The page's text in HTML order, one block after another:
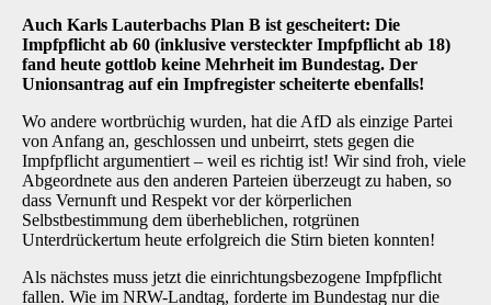
Auch Karls Lauterbachs Plan B ist gescheitert: Die
Impfpflicht ab 60 (inklusive versteckter Impfpflicht ab 18)
fand heute gottlob keine Mehrheit im Bundestag. Der
Unionsantrag auf ein Impfregister scheiterte ebenfalls!
Wo andere wortbrüchig wurden, hat die AfD als einzige Partei
von Anfang an, geschlossen und unbeirrt, stets gegen die
Impfpflicht argumentiert – weil es richtig ist! Wir sind froh, viele
Abgeordnete aus den anderen Parteien überzeugt zu haben, so
dass Vernunft und Respekt vor der körperlichen
Selbstbestimmung dem überheblichen, rotgrünen
Unterdrückertum heute erfolgreich die Stirn bieten konnten!
Als nächstes muss jetzt die einrichtungsbezogene Impfpflicht
fallen. Wie im NRW-Landtag, forderte im Bundestag nur die